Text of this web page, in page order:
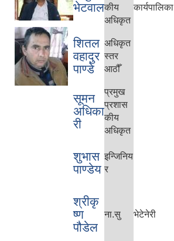
भेटवालकीय
अधिकृत
कार्यपालिका
शितल
वहादुर
पाण्डे
अधिकृत
स्तर
आठौँ
सूमन
अधिका
री
प्रमुख
प्रशास
कीय
अधिकृत
शुभास
पाण्डेय
इन्जिनिय
र
श्रीकृ
ष्ण
पौडेल
ना.सु भेटेनेरी